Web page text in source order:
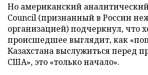
Но американский
Council (признанный в России
организацией) подчеркнул, что
происшедшее выглядит, как
Казахстана выслужиться перед
США», это «только начало».